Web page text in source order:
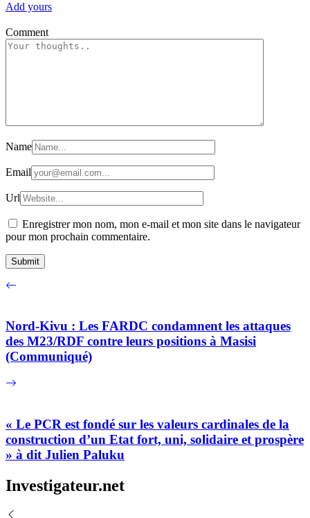
Add yours
Comment
Name
Email
Url
Enregistrer mon nom, mon e-mail et mon site dans le navigateur
pour mon prochain commentaire.
Nord-Kivu : Les FARDC condamnent les attaques
des M23/RDF contre leurs positions à Masisi
(Communiqué)
« Le PCR est fondé sur les valeurs cardinales de la
construction d’un Etat fort, uni, solidaire et prospère
» à dit Julien Paluku
Investigateur.net